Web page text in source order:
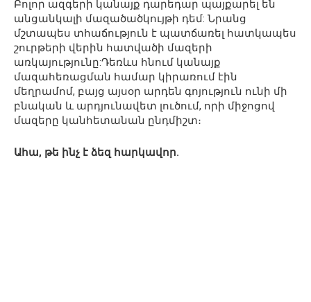
Բոլոր ազգերի կանայք դարեդար պայքարել են
անցանկալի մազածածկույթի դեմ: Նրանց
մշտապես տհաճություն է պատճառել հատկապես
շուրթերի վերին հատվածի մազերի
առկայությունը:Դեռևս հնում կանայք
մազահեռացման համար կիրառում էին
մեղրամոմ, բայց այսօր արդեն գոյություն ունի մի
բնական և արդյունավետ լուծում, որի միջոցով
մազերը կանհետանան ընդմիշտ։
Ահա, թե ինչ է ձեզ հարկավոր.